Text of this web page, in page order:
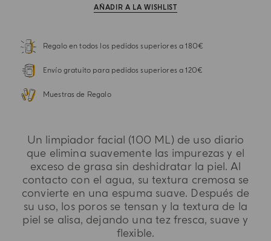
AÑADIR A LA WISHLIST
Regalo en todos los pedidos superiores a 180€
Envío gratuito para pedidos superiores a 120€
Muestras de Regalo
Un limpiador facial (100 ML) de uso diario
que elimina suavemente las impurezas y el
exceso de grasa sin deshidratar la piel. Al
contacto con el agua, su textura cremosa se
convierte en una espuma suave. Después de
su uso, los poros se tensan y la textura de la
piel se alisa, dejando una tez fresca, suave y
flexible.